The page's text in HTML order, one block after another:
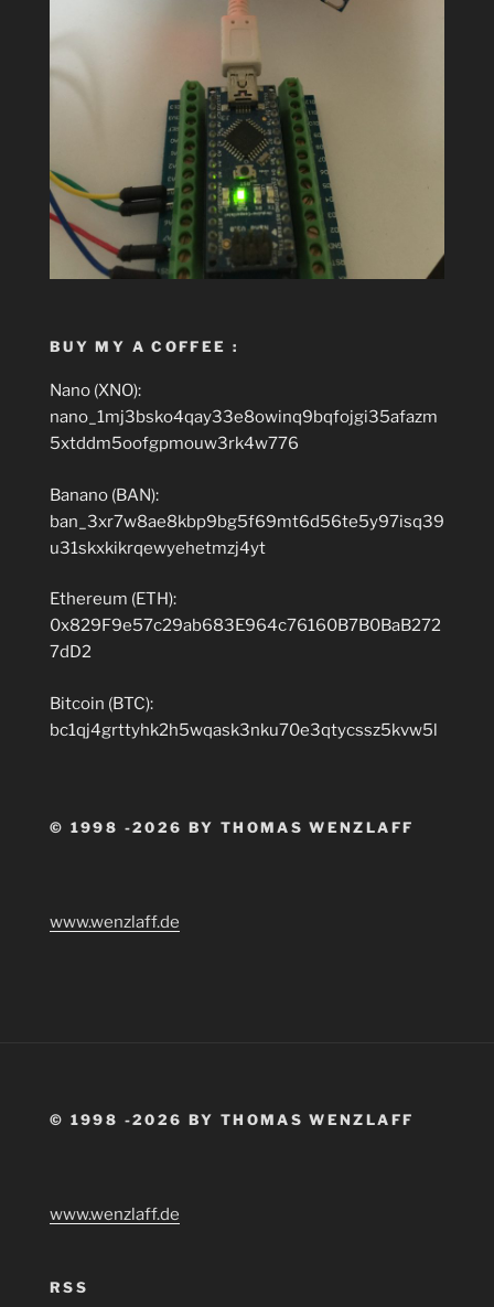
BUY MY A COFFEE :
Nano (XNO):
nano_1mj3bsko4qay33e8owinq9bqfojgi35afazm
5xtddm5oofgpmouw3rk4w776
Banano (BAN):
ban_3xr7w8ae8kbp9bg5f69mt6d56te5y97isq39
u31skxkikrqewyehetmzj4yt
Ethereum (ETH):
0x829F9e57c29ab683E964c76160B7B0BaB272
7dD2
Bitcoin (BTC):
bc1qj4grttyhk2h5wqask3nku70e3qtycssz5kvw5l
© 1998 -2026 BY THOMAS WENZLAFF
www.wenzlaff.de
© 1998 -2026 BY THOMAS WENZLAFF
www.wenzlaff.de
RSS